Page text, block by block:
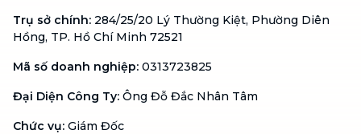
Trụ sở chính: 284/25/20 Lý Thường Kiệt, Phường Diên
Hồng, TP. Hồ Chí Minh 72521
Mã số doanh nghiệp: 0313723825
Đại Diện Công Ty: Ông Đỗ Đắc Nhân Tâm
Chức vụ: Giám Đốc